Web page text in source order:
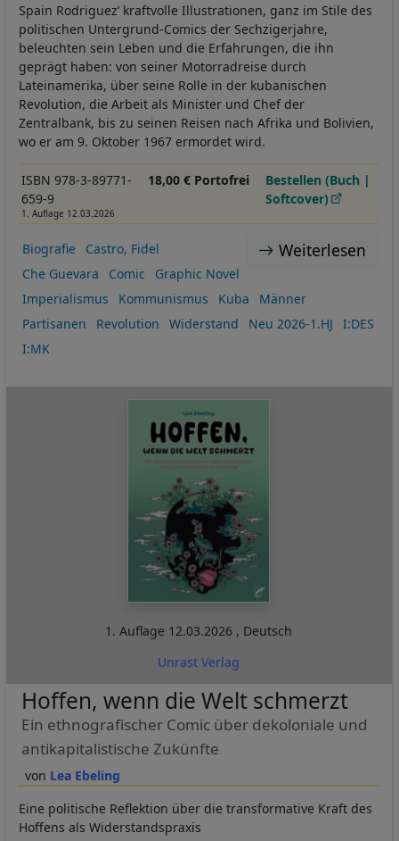
Spain Rodriguez’ kraftvolle Illustrationen, ganz im Stile des
politischen Untergrund-Comics der Sechzigerjahre,
beleuchten sein Leben und die Erfahrungen, die ihn
geprägt haben: von seiner Motorradreise durch
Lateinamerika, über seine Rolle in der kubanischen
Revolution, die Arbeit als Minister und Chef der
Zentralbank, bis zu seinen Reisen nach Afrika und Bolivien,
wo er am 9. Oktober 1967 ermordet wird.
ISBN 978-3-89771-
659-9
1. Auflage 12.03.2026
18,00 € Portofrei
Bestellen (Buch |
Softcover)
Weiterlesen
Biografie
Castro, Fidel
Che Guevara
Comic
Graphic Novel
Imperialismus
Kommunismus Kuba
Männer
Partisanen
Revolution Widerstand Neu 2026-1.HJ
I:DES
I:MK
1. Auflage 12.03.2026 , Deutsch
Unrast Verlag
Lea Ebeling
Hoffen, wenn die Welt schmerzt
Ein ethnografischer Comic über dekoloniale und
antikapitalistische Zukünfte
Eine politische Reflektion über die transformative Kraft des
Hoffens als Widerstandspraxis